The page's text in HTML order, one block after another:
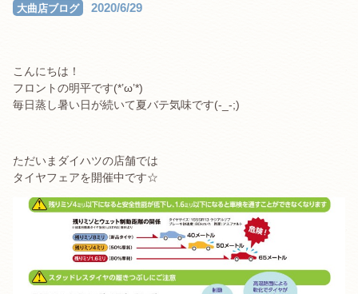
大曲店ブログ 2020/6/29
こんにちは！
フロントの明平です(*’ω’*)
毎日蒸し暑い日が続いて夏バテ気味です(-_-;)
ただいまダイハツの店舗では
タイヤフェアを開催中です☆